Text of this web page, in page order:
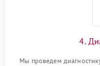
4.
Мы проведем